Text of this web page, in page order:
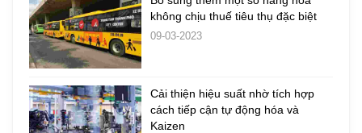
không chịu thuế tiêu thụ đặc biệt
09-03-2023
Cải thiện hiệu suất nhờ tích hợp
cách tiếp cận tự động hóa và
Kaizen